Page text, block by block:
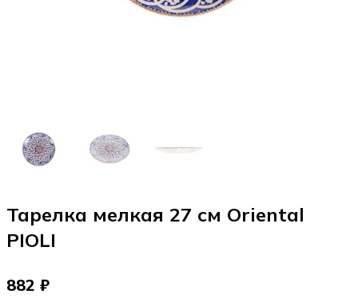
Тарелка мелкая 27 см Oriental
PIOLI
882 ₽